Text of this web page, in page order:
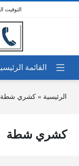
الرئيسية » كشري شطة
كشري شطة